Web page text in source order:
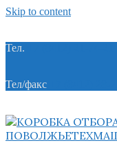
Skip to content
Тел.
Тел/факс